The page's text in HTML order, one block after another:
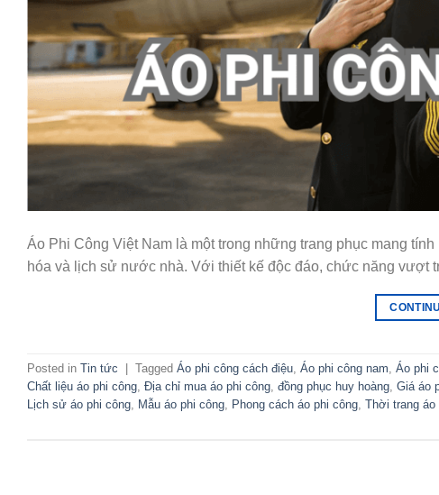
Áo Phi Công Việt Nam là một trong những trang phục mang
hóa và lịch sử nước nhà. Với thiết kế độc đáo, chức năng vượt
Posted in Tin tức Tagged Áo phi công cách điệu, Áo phi công nam, Áo phi
Chất liệu áo phi công, Địa chỉ mua áo phi công, đồng phục huy hoàng, Giá áo
Lịch sử áo phi công, Mẫu áo phi công, Phong cách áo phi công, Thời trang áo